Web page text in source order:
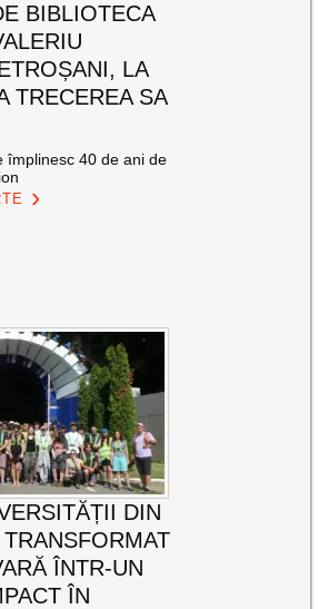
BIBLIOTECA
LA
TRECEREA SA
împlinesc 40 de ani de
DIN
ÎNTR-UN
ÎN